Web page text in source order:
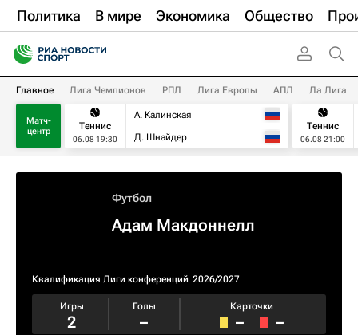
Политика В мире Экономика Общество
Главное Лига Чемпионов РПЛ Лига Европы АПЛ Ла Лига
Матч-
центр
Теннис
06.08 19:30
А. Калинская
Д. Шнайдер
Теннис
06.08 21:00
Футбол
Адам Макдоннелл
Квалификация Лиги конференций 2026/2027
Игры
2
Голы
–
Карточки
– –